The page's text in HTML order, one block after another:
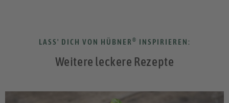
LASS' DICH VON HÜBNER ® INSPIRIEREN:
Weitere leckere Rezepte